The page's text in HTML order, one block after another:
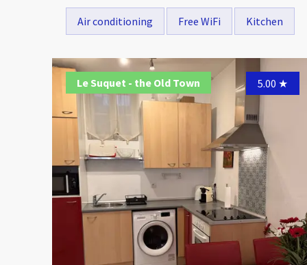
Air conditioning Free WiFi Kitchen
Le Suquet - the Old Town 5.00 ★